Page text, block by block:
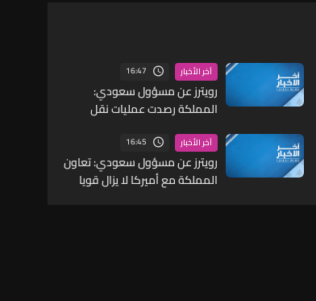
آخر الأخبار 16:47
رويترز عن مسؤول سعودي:
المملكة رصدت عمليات نقل
احتمال شن هجمات منسقة من
الشمال والجنوب
آخر الأخبار 16:45
رويترز عن مسؤول سعودي: تعاون
المملكة مع أميركا لا يزال قويا